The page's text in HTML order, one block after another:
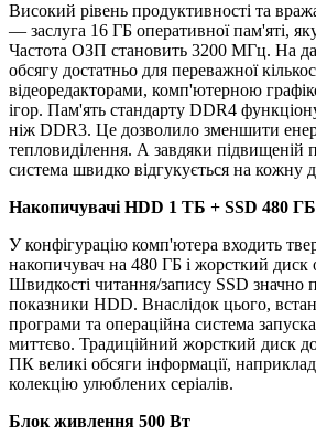
Високий рівень продуктивності та
— заслуга 16 ГБ оперативної пам'яті,
Частота ОЗП становить 3200 МГц. На
обсягу достатньо для переважної
відеоредакторами, комп'ютерною
ігор. Пам'ять стандарту DDR4
ніж DDR3. Це дозволило зменшити
тепловиділення. А завдяки підвищеній
система швидко відгукується на кожну
Накопичувачі HDD 1 TБ + SSD 480 ГБ
У конфігурацію комп'ютера входить
накопичувач на 480 ГБ і жорсткий
Швидкості читання/запису SSD значно
показники HDD. Внаслідок цього,
програми та операційна система
миттєво. Традиційний жорсткий диск
ПК великі обсяги інформації,
колекцію улюблених серіалів.
Блок живлення 500 Вт